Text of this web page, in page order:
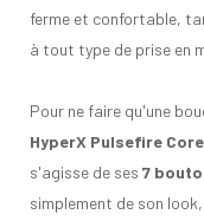
ferme et confortable,
à tout type de prise en
Pour ne faire qu'une
HyperX Pulsefire
s'agisse de ses 7
simplement de son look,